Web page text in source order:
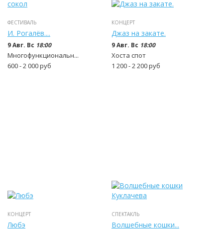
ФЕСТИВАЛЬ
И. Рогалёв....
9 Авг. Вс 18:00
Многофункциональн...
600 - 2 000руб
КОНЦЕРТ
Джаз на закате.
9 Авг. Вс 18:00
Хоста спот
1 200 - 2 200руб
КОНЦЕРТ
Любэ
СПЕКТАКЛЬ
Волшебные кошки...